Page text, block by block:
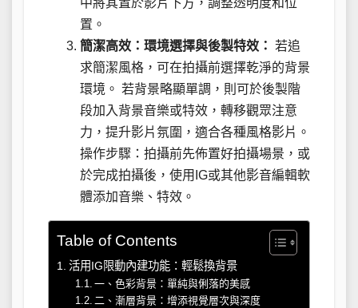
中將其置於影片下方，調整透明度和位
置。
簡潔高效：環境選擇與後製特效： 若追
求簡潔風格，可在拍攝前選擇乾淨的背景
環境。 若背景略顯單調，則可於後製階
段加入背景音樂或特效，轉移觀眾注意
力，提升影片氛圍，適合各種風格影片。
操作步驟：拍攝前先佈置好拍攝場景，或
於完成拍攝後，使用IG或其他影音編輯軟
體添加音樂、特效。
Table of Contents
活用IG限動內建功能：輕鬆換背景
一、色彩背景：單純與俐落的美感
二、漸層背景：增添視覺層次與深度